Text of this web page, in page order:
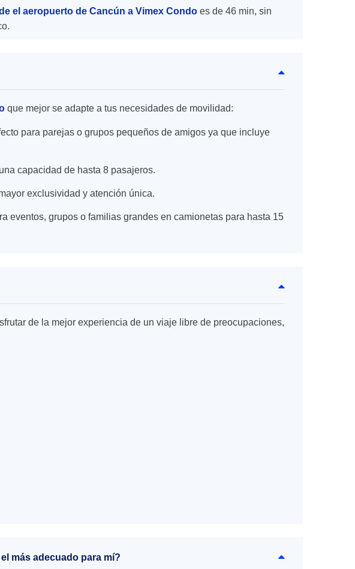
el aeropuerto de Cancún a Vimex Condo es de 46 min, sin
que mejor se adapte a tus necesidades de movilidad:
para parejas o grupos pequeños de amigos ya que incluye
capacidad de hasta 8 pasajeros.
exclusividad y atención única.
eventos, grupos o familias grandes en camionetas para hasta 15
de la mejor experiencia de un viaje libre de preocupaciones,
más adecuado para mí?